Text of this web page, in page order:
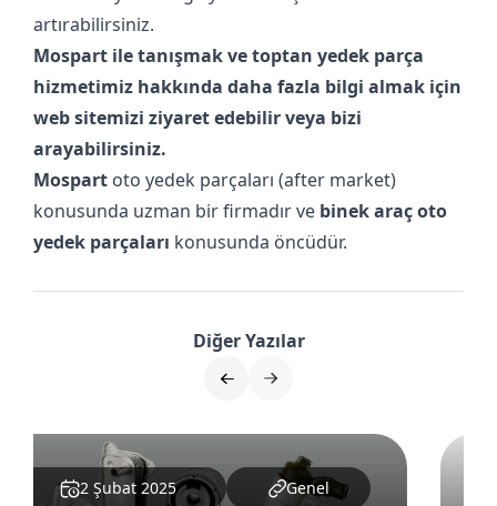
artırabilirsiniz.
Mospart ile tanışmak ve toptan yedek parça
hizmetimiz hakkında daha fazla bilgi almak için
web sitemizi ziyaret edebilir veya bizi
arayabilirsiniz.
Mospart oto yedek parçaları (after market)
konusunda uzman bir firmadır ve binek araç oto
yedek parçaları konusunda öncüdür.
Diğer Yazılar
3 Şubat 2025